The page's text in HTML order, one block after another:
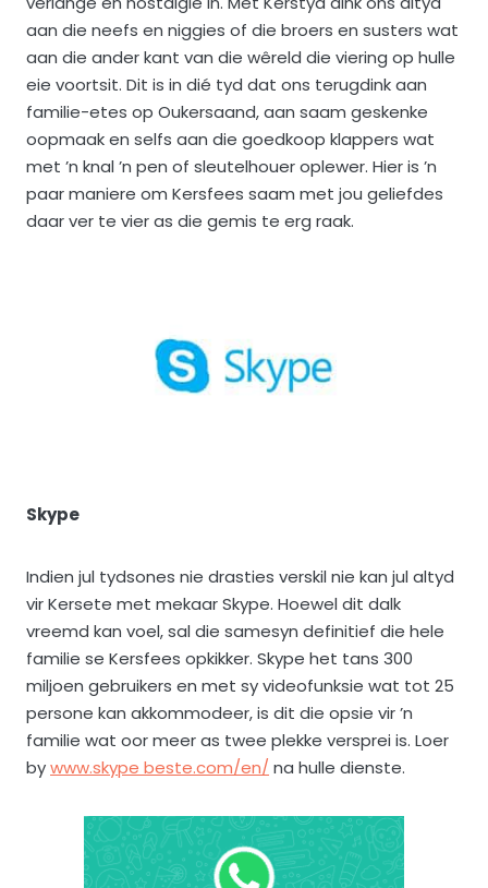
aan die neefs en niggies of die broers en susters wat
aan die ander kant van die wêreld die viering op hulle
eie voortsit. Dit is in dié tyd dat ons terugdink aan
familie-etes op Oukersaand, aan saam geskenke
oopmaak en selfs aan die goedkoop klappers wat
met ’n knal ’n pen of sleutelhouer oplewer. Hier is ’n
paar maniere om Kersfees saam met jou geliefdes
daar ver te vier as die gemis te erg raak.
Skype
Indien jul tydsones nie drasties verskil nie kan jul altyd
vir Kersete met mekaar Skype. Hoewel dit dalk
vreemd kan voel, sal die samesyn definitief die hele
familie se Kersfees opkikker. Skype het tans 300
miljoen gebruikers en met sy videofunksie wat tot 25
persone kan akkommodeer, is dit die opsie vir ’n
familie wat oor meer as twee plekke versprei is. Loer
bywww.skype beste.com/en/ na hulle dienste.